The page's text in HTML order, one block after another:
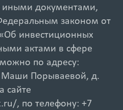
документами,
законом от
инвестиционных
актами в сфере
по адресу:
Маши Порываевой, д.
сайте
, по телефону: +7